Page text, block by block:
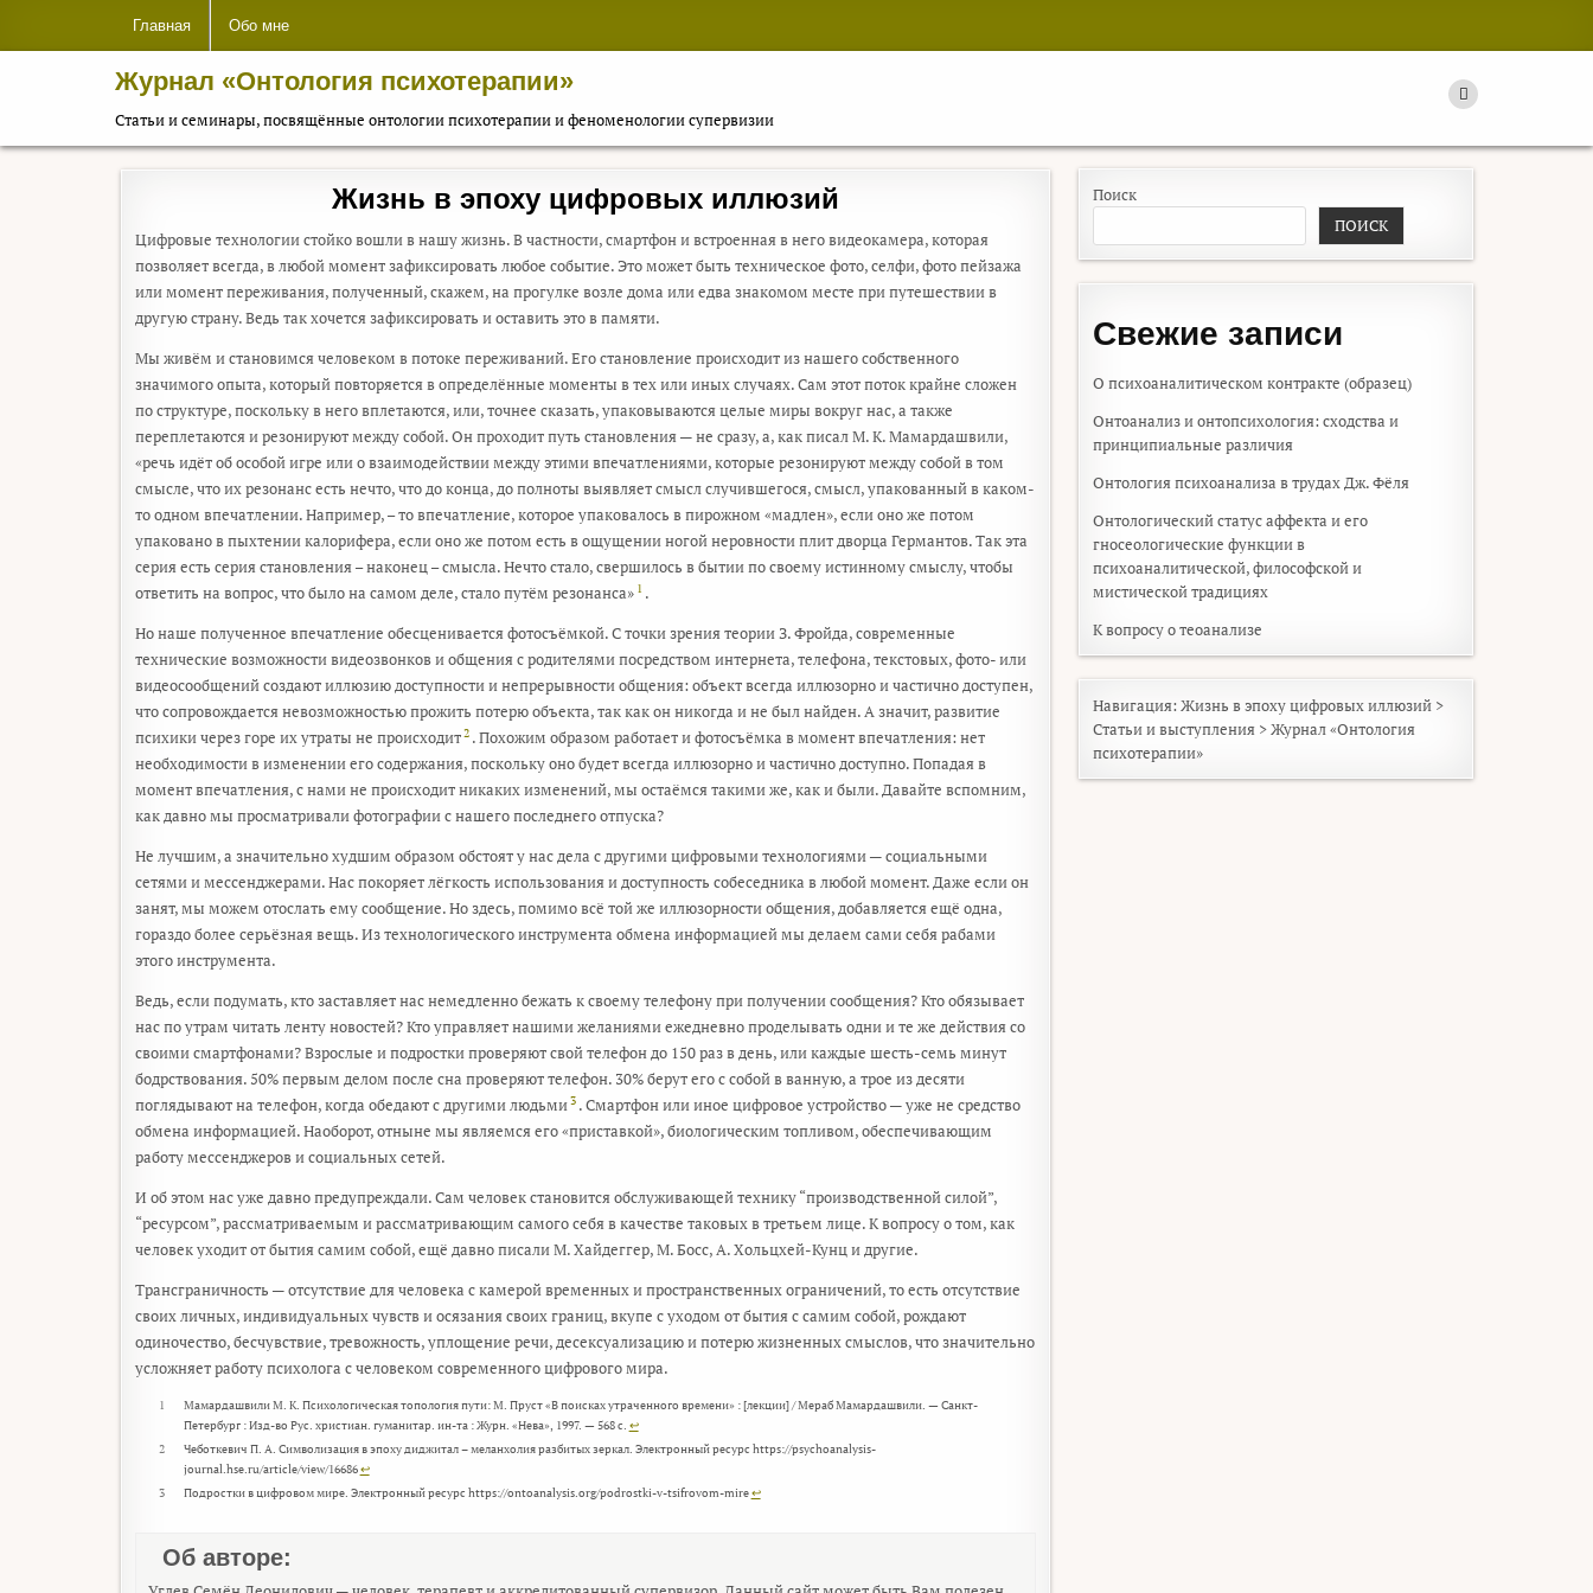
Главная Обо мне
Журнал «Онтология психотерапии»
Статьи и семинары, посвящённые онтологии психотерапии и феноменологии супервизии
Жизнь в эпоху цифровых иллюзий
Цифровые технологии стойко вошли в нашу жизнь. В частности, смартфон и встроенная в него видеокамера, которая
позволяет всегда, в любой момент зафиксировать любое событие. Это может быть техническое фото, селфи, фото пейзажа
или момент переживания, полученный, скажем, на прогулке возле дома или едва знакомом месте при путешествии в
другую страну. Ведь так хочется зафиксировать и оставить это в памяти.
Мы живём и становимся человеком в потоке переживаний. Его становление происходит из нашего собственного
значимого опыта, который повторяется в определённые моменты в тех или иных случаях. Сам этот поток крайне сложен
по структуре, поскольку в него вплетаются, или, точнее сказать, упаковываются целые миры вокруг нас, а также
переплетаются и резонируют между собой. Он проходит путь становления — не сразу, а, как писал М. К. Мамардашвили,
«речь идёт об особой игре или о взаимодействии между этими впечатлениями, которые резонируют между собой в том
смысле, что их резонанс есть нечто, что до конца, до полноты выявляет смысл случившегося, смысл, упакованный в каком-
то одном впечатлении. Например, – то впечатление, которое упаковалось в пирожном «мадлен», если оно же потом
упаковано в пыхтении калорифера, если оно же потом есть в ощущении ногой неровности плит дворца Германтов. Так эта
серия есть серия становления – наконец – смысла. Нечто стало, свершилось в бытии по своему истинному смыслу, чтобы
ответить на вопрос, что было на самом деле, стало путём резонанса» 1 .
Но наше полученное впечатление обесценивается фотосъёмкой. С точки зрения теории З. Фройда, современные
технические возможности видеозвонков и общения с родителями посредством интернета, телефона, текстовых, фото- или
видеосообщений создают иллюзию доступности и непрерывности общения: объект всегда иллюзорно и частично доступен,
что сопровождается невозможностью прожить потерю объекта, так как он никогда и не был найден. А значит, развитие
психики через горе их утраты не происходит2 . Похожим образом работает и фотосъёмка в момент впечатления: нет
необходимости в изменении его содержания, поскольку оно будет всегда иллюзорно и частично доступно. Попадая в
момент впечатления, с нами не происходит никаких изменений, мы остаёмся такими же, как и были. Давайте вспомним,
как давно мы просматривали фотографии с нашего последнего отпуска?
Не лучшим, а значительно худшим образом обстоят у нас дела с другими цифровыми технологиями — социальными
сетями и мессенджерами. Нас покоряет лёгкость использования и доступность собеседника в любой момент. Даже если он
занят, мы можем отослать ему сообщение. Но здесь, помимо всё той же иллюзорности общения, добавляется ещё одна,
гораздо более серьёзная вещь. Из технологического инструмента обмена информацией мы делаем сами себя рабами
этого инструмента.
Ведь, если подумать, кто заставляет нас немедленно бежать к своему телефону при получении сообщения? Кто обязывает
нас по утрам читать ленту новостей? Кто управляет нашими желаниями ежедневно проделывать одни и те же действия со
своими смартфонами? Взрослые и подростки проверяют свой телефон до 150 раз в день, или каждые шесть-семь минут
бодрствования. 50% первым делом после сна проверяют телефон. 30% берут его с собой в ванную, а трое из десяти
поглядывают на телефон, когда обедают с другими людьми3 . Смартфон или иное цифровое устройство — уже не средство
обмена информацией. Наоборот, отныне мы являемся его «приставкой», биологическим топливом, обеспечивающим
работу мессенджеров и социальных сетей.
И об этом нас уже давно предупреждали. Сам человек становится обслуживающей технику “производственной силой”,
“ресурсом”, рассматриваемым и рассматривающим самого себя в качестве таковых в третьем лице. К вопросу о том, как
человек уходит от бытия самим собой, ещё давно писали М. Хайдеггер, М. Босс, А. Хольцхей-Кунц и другие.
Трансграничность — отсутствие для человека с камерой временных и пространственных ограничений, то есть отсутствие
своих личных, индивидуальных чувств и осязания своих границ, вкупе с уходом от бытия с самим собой, рождают
одиночество, бесчувствие, тревожность, уплощение речи, десексуализацию и потерю жизненных смыслов, что значительно
усложняет работу психолога с человеком современного цифрового мира.
1
Мамардашвили М. К. Психологическая топология пути: М. Пруст «В поисках утраченного времени» : [лекции] / Мераб Мамардашвили. — Санкт-
Петербург : Изд-во Рус. христиан. гуманитар. ин-та : Журн. «Нева», 1997. — 568 с. ↩︎
2
Чеботкевич П. А. Символизация в эпоху диджитал – меланхолия разбитых зеркал. Электронный ресурс https://psychoanalysis-
journal.hse.ru/article/view/16686↩︎
3
Подростки в цифровом мире. Электронный ресурс https://ontoanalysis.org/podrostki-v-tsifrovom-mire↩︎
Об авторе:
Поиск
ПОИСК
Свежие записи
О психоаналитическом контракте (образец)
Онтоанализ и онтопсихология: сходства и
принципиальные различия
Онтология психоанализа в трудах Дж. Фёля
Онтологический статус аффекта и его
гносеологические функции в
психоаналитической, философской и
мистической традициях
К вопросу о теоанализе
Навигация:Жизнь в эпоху цифровых иллюзий >
Статьи и выступления >Журнал «Онтология
психотерапии»